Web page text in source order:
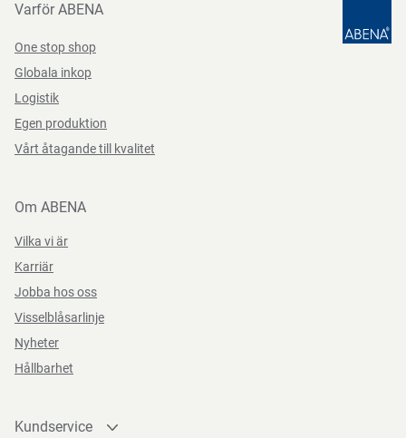
Varför ABENA
One stop shop
Globala inkop
Logistik
Egen produktion
Vårt åtagande till kvalitet
Om ABENA
Vilka vi är
Karriär
Jobba hos oss
Visselblåsarlinje
Nyheter
Hållbarhet
Kundservice